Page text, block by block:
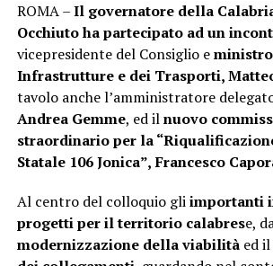
ROMA –Il governatore della
Occhiuto ha partecipato ad un
vicepresidente del Consiglio e
Infrastrutture e dei Trasporti,
tavolo anche l’amministratore
Andrea Gemme, ed ilnuovo
straordinario per la
Statale 106 Jonica”, Francesco
Al centro del colloquio gliimportanti
progetti per il territorio calabrese,
modernizzazione della viabilitàed il